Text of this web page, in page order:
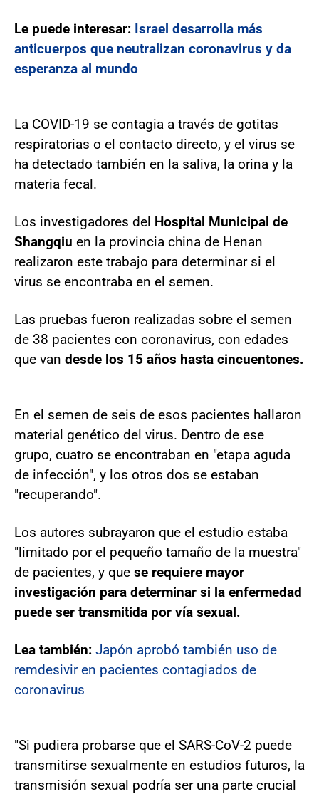
Le puede interesar: Israel desarrolla más
anticuerpos que neutralizan coronavirus y da
esperanza al mundo
La COVID-19 se contagia a través de gotitas
respiratorias o el contacto directo, y el virus se
ha detectado también en la saliva, la orina y la
materia fecal.
Los investigadores del Hospital Municipal de
Shangqiu en la provincia china de Henan
realizaron este trabajo para determinar si el
virus se encontraba en el semen.
Las pruebas fueron realizadas sobre el semen
de 38 pacientes con coronavirus, con edades
que van desde los 15 años hasta cincuentones.
En el semen de seis de esos pacientes hallaron
material genético del virus. Dentro de ese
grupo, cuatro se encontraban en "etapa aguda
de infección", y los otros dos se estaban
"recuperando".
Los autores subrayaron que el estudio estaba
"limitado por el pequeño tamaño de la muestra"
de pacientes, y que se requiere mayor
investigación para determinar si la enfermedad
puede ser transmitida por vía sexual.
Lea también: Japón aprobó también uso de
remdesivir en pacientes contagiados de
coronavirus
"Si pudiera probarse que el SARS-CoV-2 puede
transmitirse sexualmente en estudios futuros, la
transmisión sexual podría ser una parte crucial